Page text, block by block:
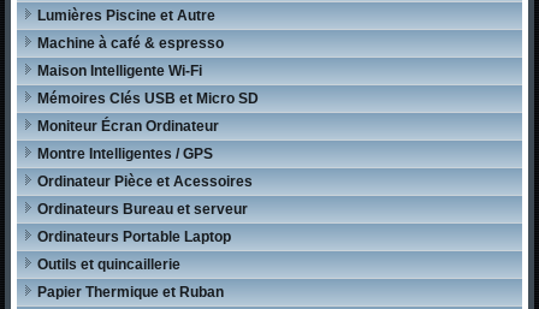
Lumières Piscine et Autre
Machine à café & espresso
Maison Intelligente Wi-Fi
Mémoires Clés USB et Micro SD
Moniteur Écran Ordinateur
Montre Intelligentes / GPS
Ordinateur Pièce et Acessoires
Ordinateurs Bureau et serveur
Ordinateurs Portable Laptop
Outils et quincaillerie
Papier Thermique et Ruban